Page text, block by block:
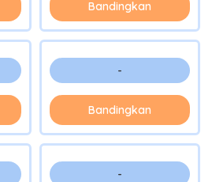
Bandingkan
-
Bandingkan
-